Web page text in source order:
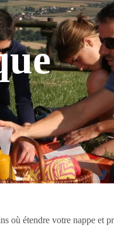
où étendre votre nappe et